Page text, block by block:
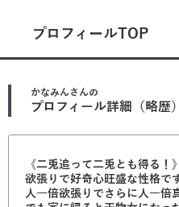
プロフィールTOP
かなみん さんの
プロフィール詳細（略歴）
《二兎追って二兎とも得る！》
欲張りで好奇心旺盛な性格で
人一倍欲張りでさらに人一倍